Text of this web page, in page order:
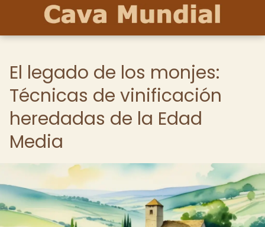
El legado de los monjes:
Técnicas de vinificación
heredadas de la Edad
Media